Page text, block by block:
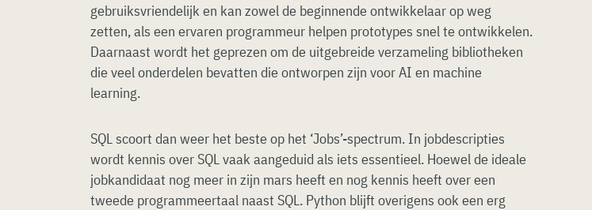
gebruiksvriendelijk en kan zowel de beginnende ontwikkelaar op weg
zetten, als een ervaren programmeur helpen prototypes snel te ontwikkelen.
Daarnaast wordt het geprezen om de uitgebreide verzameling bibliotheken
die veel onderdelen bevatten die ontworpen zijn voor AI en machine
learning.
SQL scoort dan weer het beste op het ‘Jobs’-spectrum. In jobdescripties
wordt kennis over SQL vaak aangeduid als iets essentieel. Hoewel de ideale
jobkandidaat nog meer in zijn mars heeft en nog kennis heeft over een
tweede programmeertaal naast SQL. Python blijft overigens ook een erg